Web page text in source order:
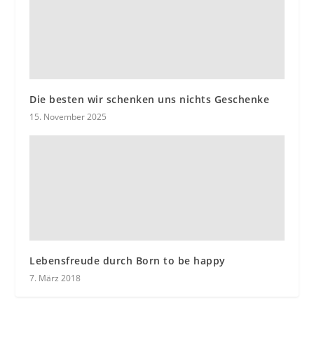
Die besten wir schenken uns nichts Geschenke
15. November 2025
Lebensfreude durch Born to be happy
7. März 2018